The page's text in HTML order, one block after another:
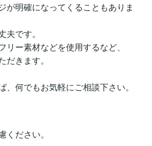
が明確になってくることもありま
です。
ー素材などを使用するなど、
きます。
ください。